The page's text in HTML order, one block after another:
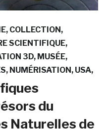
COLLECTION
SCIENTIFIQUE
3D MUSÉE
NUMÉRISATION USA
du
Naturelles de